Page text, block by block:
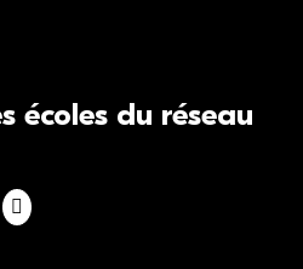
écoles du réseau